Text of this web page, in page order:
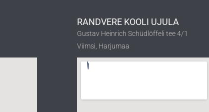
RANDVERE KOOLI UJULA
Gustav Heinrich Schüdlöffeli tee 4/1
Viimsi, Harjumaa